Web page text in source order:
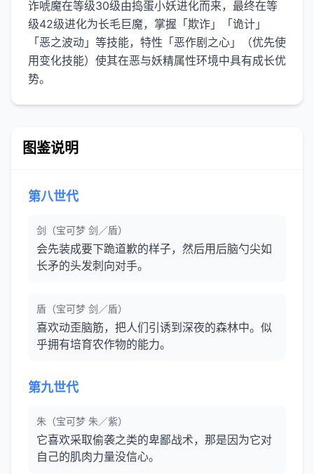
诈唬魔在等级30级由捣蛋小妖进化而来，最终在等
级42级进化为长毛巨魔，掌握「欺诈」「诡计」
「恶之波动」等技能，特性「恶作剧之心」（优先使
用变化技能）使其在恶与妖精属性环境中具有成长优
势。
图鉴说明
第八世代
剑（宝可梦 剑／盾）
会先装成要下跪道歉的样子，然后用后脑勺尖如
长矛的头发刺向对手。
盾（宝可梦 剑／盾）
喜欢动歪脑筋，把人们引诱到深夜的森林中。似
乎拥有培育农作物的能力。
第九世代
朱（宝可梦 朱／紫）
它喜欢采取偷袭之类的卑鄙战术，那是因为它对
自己的肌肉力量没信心。